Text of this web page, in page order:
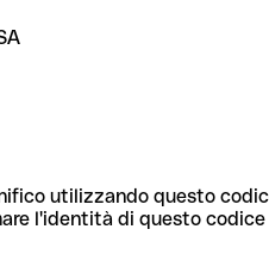
utilizzando questo
l'identità di questo